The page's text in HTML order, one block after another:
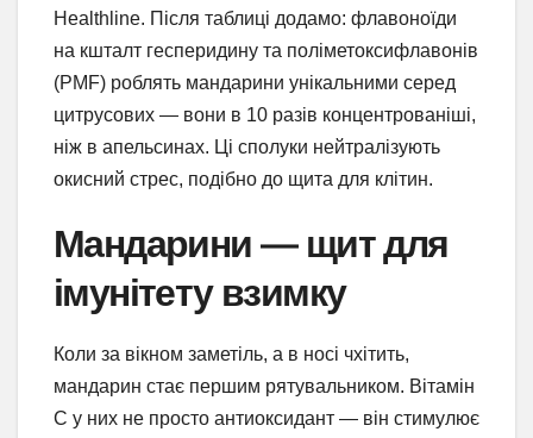
Healthline. Після таблиці додамо: флавоноїди
на кшталт гесперидину та поліметоксифлавонів
(PMF) роблять мандарини унікальними серед
цитрусових — вони в 10 разів концентрованіші,
ніж в апельсинах. Ці сполуки нейтралізують
окисний стрес, подібно до щита для клітин.
Мандарини — щит для
імунітету взимку
Коли за вікном заметіль, а в носі чхітить,
мандарин стає першим рятувальником. Вітамін
С у них не просто антиоксидант — він стимулює